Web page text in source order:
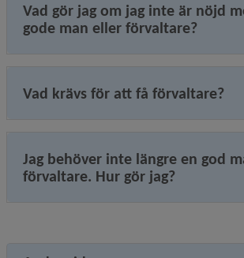
Vad gör jag om jag inte är nöjd
gode man eller förvaltare?
Vad krävs för att få förvaltare?
Jag behöver inte längre en god
förvaltare. Hur gör jag?